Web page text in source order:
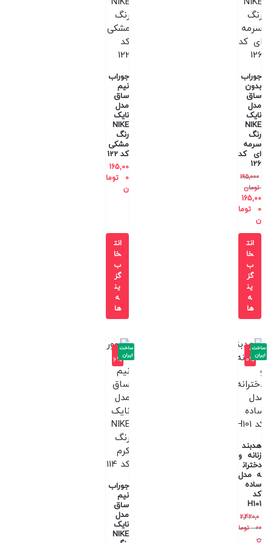
جوراب
بدون
ساق
مدل
نایک
NIKE
رنگ
سرمه
ای کد
126
195,000
تومان
165,00
0
توما
ن
انت
خا
ب
گز
ین
ه
ها
جوراب
نیم
ساق
مدل
نایک
NIKE
رنگ
مشکی
کد 122
165,00
0
توما
ن
انت
خا
ب
گز
ین
ه
ها
-9
0%
هدبند
زنانه و
دختران
ه مدل
ساده
کد
H101
2,420,0
00
توما
ن
ساخت
ایران
-1
6%
جوراب
نیم
ساق
مدل
نایک
NIKE
ساخت
ایران